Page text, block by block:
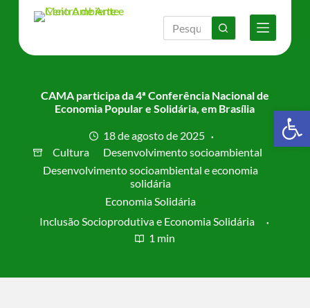
CAMA participa da 4ª Conferência Nacional de
Economia Popular e Solidária, em Brasília
18 de agosto de 2025
Cultura
Desenvolvimento socioambiental
Desenvolvimento socioambiental e economia
solidária
Economia Solidária
Inclusão Socioprodutiva e Economia Solidária
1 min
Barra de Ferramentas Aberta